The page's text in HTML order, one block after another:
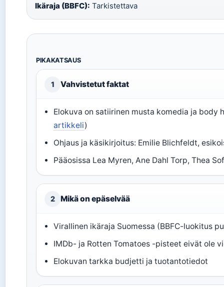
Ikäraja (BBFC): Tarkistettava
PIKAKATSAUS
1 Vahvistetut faktat
Elokuva on satiirinen musta komedia ja body
artikkeli)
Ohjaus ja käsikirjoitus: Emilie Blichfeldt,
Pääosissa Lea Myren, Ane Dahl Torp, Thea
2 Mikä on epäselvää
Virallinen ikäraja Suomessa (BBFC-luokitus
IMDb- ja Rotten Tomatoes -pisteet eivät ole
Elokuvan tarkka budjetti ja tuotantotiedot